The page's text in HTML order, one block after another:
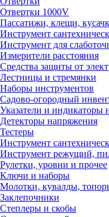
Отвертки 1000V
Пассатижи, клещи,
Инструмент
Инструмент для
Измерители расстояния
Средства защиты от
Лестницы и стремянки
Наборы инструментов
Садово-огородный
Указатели и индикаторы
Детекторы напряжения
Тестеры
Инструмент
Инструмент режущий,
Рулетки, уровни и прочее
Ключи и наборы
Молотки, кувалды,
Заклепочники
Степлеры и скобы